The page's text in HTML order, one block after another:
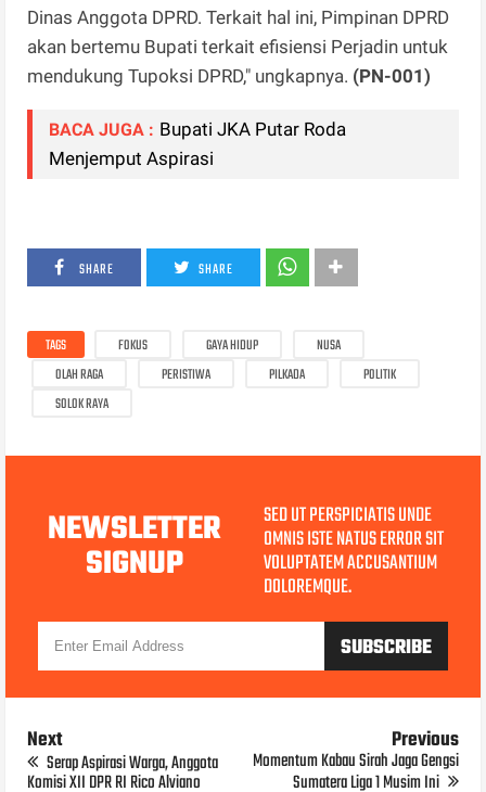
Dinas Anggota DPRD. Terkait hal ini, Pimpinan DPRD
akan bertemu Bupati terkait efisiensi Perjadin untuk
mendukung Tupoksi DPRD," ungkapnya. (PN-001)
BACA JUGA : Bupati JKA Putar Roda
Menjemput Aspirasi
SHARE SHARE
TAGS FOKUS GAYA HIDUP
NUSA
OLAH RAGA
PERISTIWA PILKADA
POLITIK
SOLOK RAYA
NEWSLETTER
SIGNUP
SED UT PERSPICIATIS UNDE
OMNIS ISTE NATUS ERROR SIT
VOLUPTATEM ACCUSANTIUM
DOLOREMQUE.
Next
Serap Aspirasi Warga, Anggota
Komisi XII DPR RI Rico Alviano
Previous
Momentum Kabau Sirah Jaga Gengsi
Sumatera Liga 1 Musim Ini